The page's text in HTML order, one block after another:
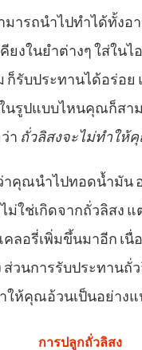
มารถนำไปทำได้ทั้งอ
คียงในยำต่างๆ ใส่ใน
ก็รับประทานได้อร่อย
นรูปแบบไหนคุณก็สา
า ถั่วลิสงจะไม่ทำให้
าคุณนำไปทอดน้ำมัน
ม่ใช่เกิดจากถั่วลิสง
ลอรี่เพิ่มขึ้นมาอีก เนื่
ส่วนการรับประทานถั่
ให้คุณอ้วนเป็นอย่าง
การปลูกถั่วลิสง